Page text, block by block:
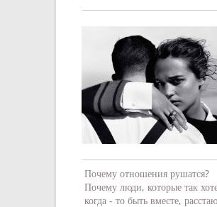
Почему отношения рушатся?
Почему люди, которые так
когда - то быть вместе,